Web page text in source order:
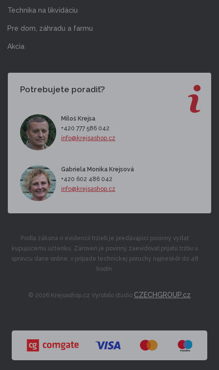
Technika na likvidáciu
Pre dom, záhradu a farmu
Akcia
Potrebujete poradiť?
Miloš Krejsa
+420 777 586 042
info@krejsashop.cz
Gabriela Monika Krejsová
+420 602 486 042
info@krejsashop.cz
Podľa zákona o evidencii tržieb je predávajúci povinný vydať
kupujúcemu účtenku. Zároveň je povinný zaevidovať prijatú tržbu u
správcu dane online; v prípade technickej poruchy najneskôr do 48
hodín.
© 2026 Krejsashop.cz Vyrobilo štúdio CZECHGROUP.cz